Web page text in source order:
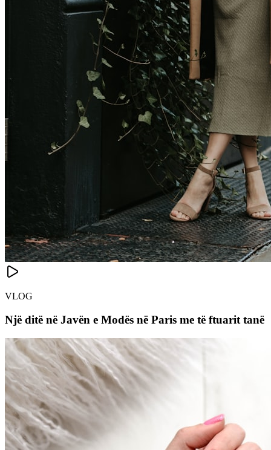
VLOG
Një ditë në Javën e Modës në Paris me të ftuarit tanë